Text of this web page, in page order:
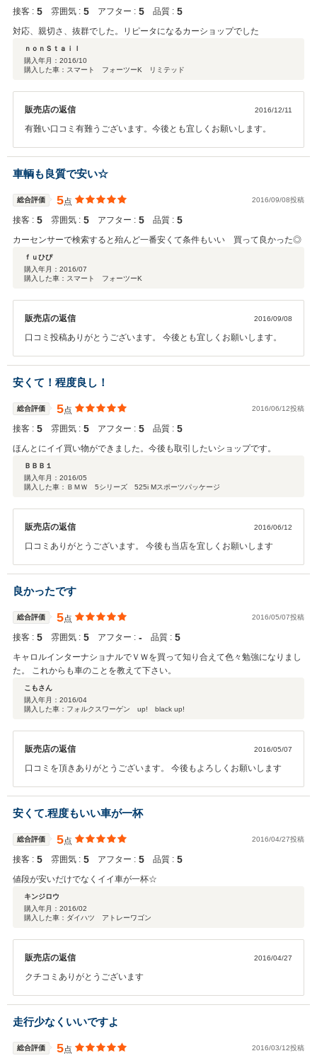
接客 : 5 雰囲気 : 5 アフター : 5 品質 : 5
対応、親切さ、抜群でした。リピータになるカーショップでした
ｎｏｎＳｔａｉｌ
購入年月： 2016/10
購入した車：スマート フォーツーK リミテッド
販売店の返信 2016/12/11
有難い口コミ有難うございます。今後とも宜しくお願いします。
車輌も良質で安い☆
総合評価 5点 2016/09/08投稿
接客 : 5 雰囲気 : 5 アフター : 5 品質 : 5
カーセンサーで検索すると殆んど一番安くて条件もいい 買って良かった◎
ｆｕひぴ
購入年月： 2016/07
購入した車：スマート フォーツーK
販売店の返信 2016/09/08
口コミ投稿ありがとうございます。 今後とも宜しくお願いします。
安くて！程度良し！
総合評価 5点 2016/06/12投稿
接客 : 5 雰囲気 : 5 アフター : 5 品質 : 5
ほんとにイイ買い物ができました。今後も取引したいショップです。
ＢＢＢ１
購入年月： 2016/05
購入した車：ＢＭＷ 5シリーズ 525i Mスポーツパッケージ
販売店の返信 2016/06/12
口コミありがとうございます。 今後も当店を宜しくお願いします
良かったです
総合評価 5点 2016/05/07投稿
接客 : 5 雰囲気 : 5 アフター : ‐ 品質 : 5
キャロルインターナショナルでＶＷを買って知り合えて色々勉強になりまし
た。 これからも車のことを教えて下さい。
こもさん
購入年月： 2016/04
購入した車：フォルクスワーゲン up! black up!
販売店の返信 2016/05/07
口コミを頂きありがとうございます。 今後もよろしくお願いします
安くて.程度もいい車が一杯
総合評価 5点 2016/04/27投稿
接客 : 5 雰囲気 : 5 アフター : 5 品質 : 5
値段が安いだけでなくイイ車が一杯☆
キンジロウ
購入年月： 2016/02
購入した車：ダイハツ アトレーワゴン
販売店の返信 2016/04/27
クチコミありがとうございます
走行少なくいいですよ
総合評価 5点 2016/03/12投稿